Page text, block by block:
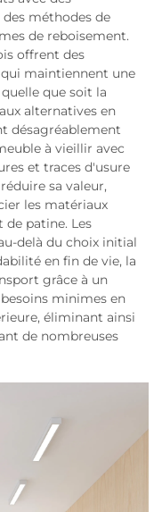
méthodes de
de reboisement.
offrent des
maintiennent une
que soit la
alternatives en
désagréablement
à vieillir avec
et traces d'usure
sa valeur,
les matériaux
patine. Les
delà du choix initial
en fin de vie, la
grâce à un
minimes en
éliminant ainsi
de nombreuses